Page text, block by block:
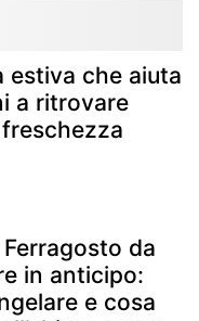
estiva che aiuta
a ritrovare
da
in anticipo:
e cosa